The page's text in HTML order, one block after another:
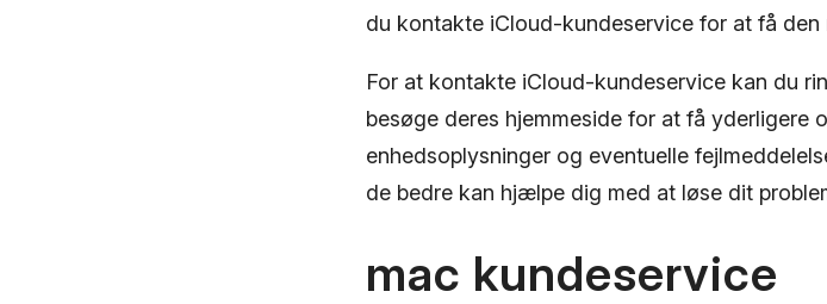
du kontakte iCloud-kundeservice for at få den
For at kontakte iCloud-kundeservice kan du
besøge deres hjemmeside for at få yderligere
enhedsoplysninger og eventuelle
de bedre kan hjælpe dig med at løse dit
mac kundeservice